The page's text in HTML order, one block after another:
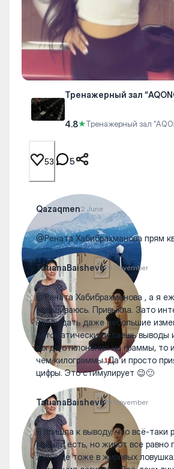
Тренажерный зал
4.8★Тренажерный зал
53 5
Qazaqmen2 June
@Рената Хабибрахманова прям
TatianaBaisheva19 November
@Рената Хабибрахманова , а я
взвешиваюсь. Привыкла. Зато
наблюдать даже небольшие
автоматически делаешь выводы
Когда отклонения на граммы, то
чем килограммы. Да и просто
цифры. Это стимулирует 😉🙂
TatianaBaisheva19 November
Я пришла к выводу, что всё-таки
сейчас есть, но живот все равно
жир ещё тоже в жировых